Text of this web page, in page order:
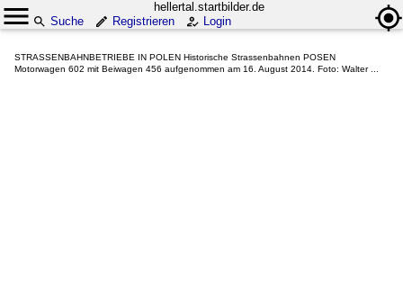
hellertal.startbilder.de
Suche
Registrieren Login
STRASSENBAHNBETRIEBE IN POLEN Historische Strassenbahnen POSEN
Motorwagen 602 mit Beiwagen 456 aufgenommen am 16. August 2014. Foto: Walter ...